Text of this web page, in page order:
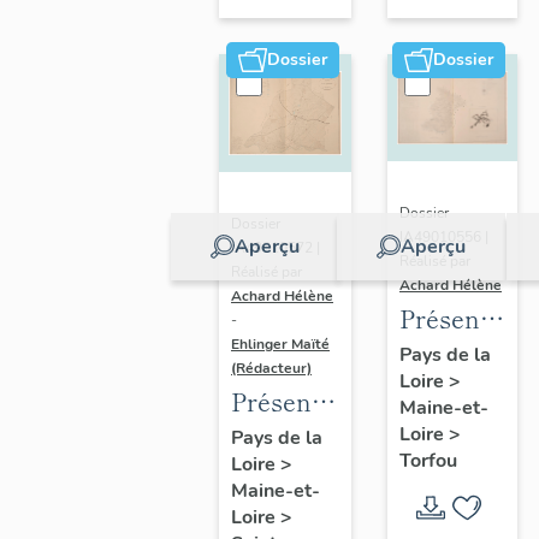
sur-
Moine
Dossier
Aperçu
IA49010572 |
Achard Hélène
-
Ehlinger Maïté
(Rédacteur)
Présentation
du
patrimoine
industriel
Pays de la
Loire >
Maine-et-
Loire >
Dossier
Aperçu
Dossier
IA49010556 |
Réalisé par
Achard Hélène
du
patrimoine
industriel
de la
commune
de
Pays de la
Loire >
Maine-et-
Loire >
Torfou